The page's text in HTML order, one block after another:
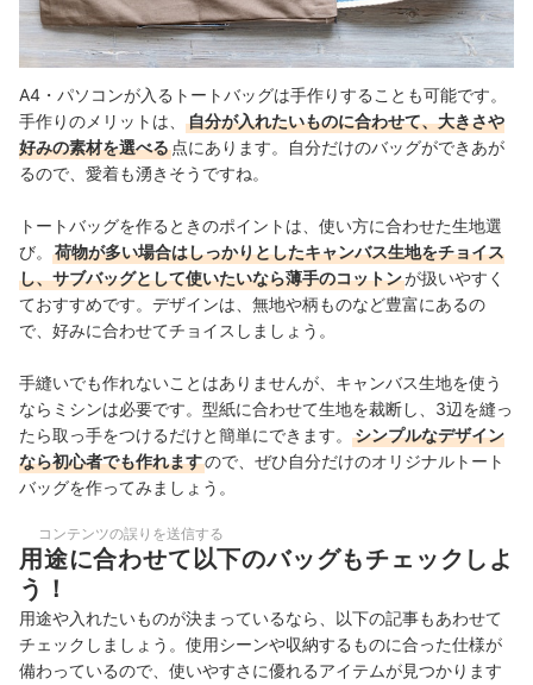
A4・パソコンが入るトートバッグは手作りすることも可能です。
手作りのメリットは、
自分が入れたいものに合わせて、大きさや
好みの素材を選べる 点にあります。自分だけのバッグができあが
るので、愛着も湧きそうですね。
トートバッグを作るときのポイントは、使い方に合わせた生地選
び。
荷物が多い場合はしっかりとしたキャンバス生地をチョイス
し、サブバッグとして使いたいなら薄手のコットンが扱いやすく
ておすすめです。デザインは、無地や柄ものなど豊富にあるの
で、好みに合わせてチョイスしましょう。
手縫いでも作れないことはありませんが、キャンバス生地を使う
ならミシンは必要です。型紙に合わせて生地を裁断し、3辺を縫っ
たら取っ手をつけるだけと簡単にできます。
シンプルなデザイン
なら初心者でも作れますので、ぜひ自分だけのオリジナルトート
バッグを作ってみましょう。
コンテンツの誤りを送信する
用途に合わせて以下のバッグもチェックしよ
う！
用途や入れたいものが決まっているなら、以下の記事もあわせて
チェックしましょう。使用シーンや収納するものに合った仕様が
備わっているので、使いやすさに優れるアイテムが見つかります